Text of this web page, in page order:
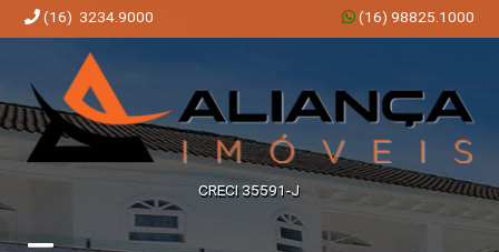
(16) 3234.9000 (16) 98825.1000
CRECI 35591-J